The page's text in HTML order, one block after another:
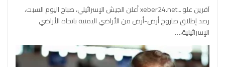
آفرين علو ـ xeber24.net أعلن الجيش الإسرائيلي، صباح اليوم السبت،
رصد إطلاق صاروخ أرض-أرض من الأراضي اليمنية باتجاه الأراضي
الإسرائيلية،…